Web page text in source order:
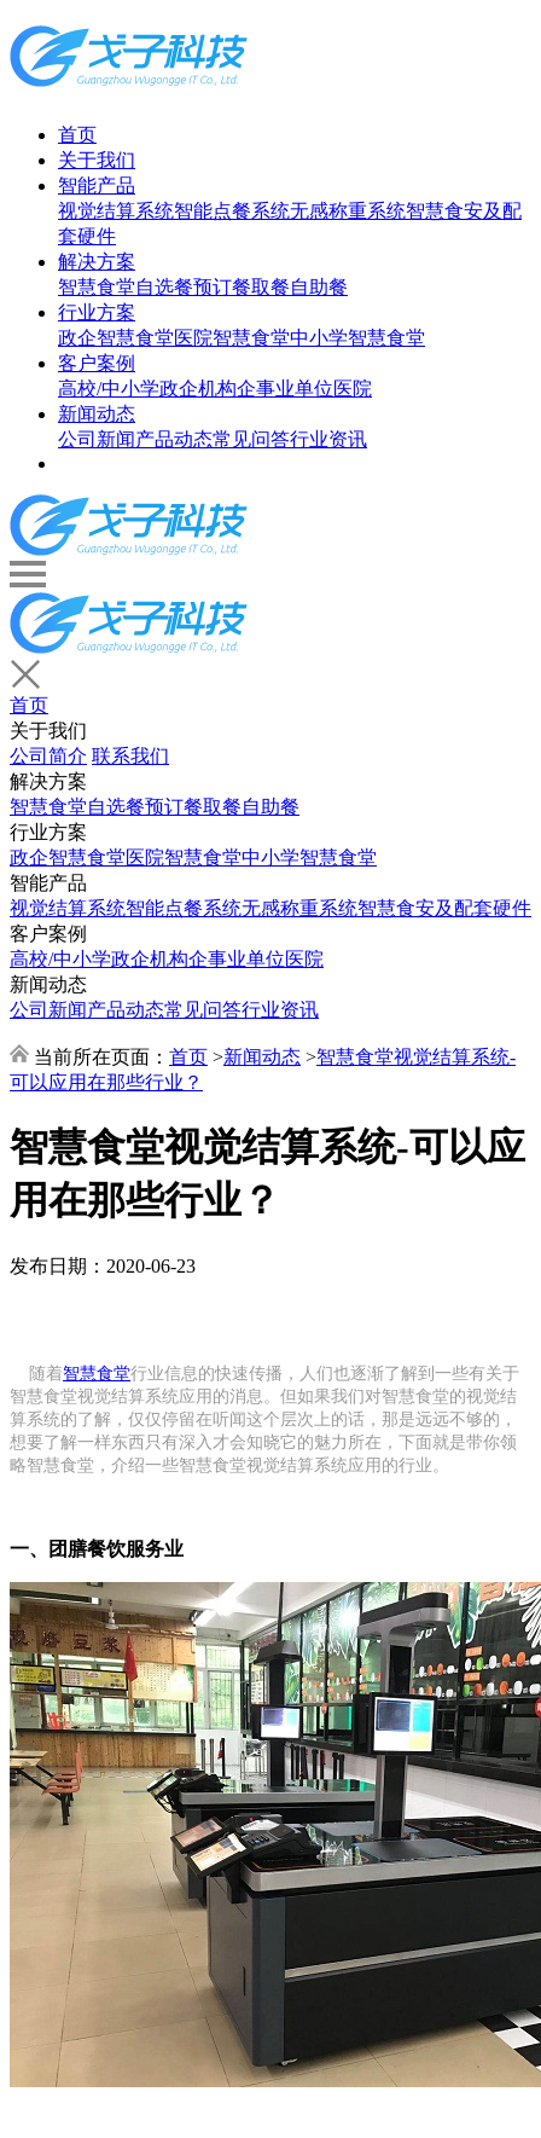
首页
关于我们
智能产品
视觉结算系统智能点餐系统无感称重系统智慧食安及配
套硬件
解决方案
智慧食堂自选餐预订餐取餐自助餐
行业方案
政企智慧食堂医院智慧食堂中小学智慧食堂
客户案例
高校/中小学政企机构企事业单位医院
新闻动态
公司新闻产品动态常见问答行业资讯
首页
关于我们
公司简介 联系我们
解决方案
智慧食堂自选餐预订餐取餐自助餐
行业方案
政企智慧食堂医院智慧食堂中小学智慧食堂
智能产品
视觉结算系统智能点餐系统无感称重系统智慧食安及配套硬件
客户案例
高校/中小学政企机构企事业单位医院
新闻动态
公司新闻产品动态常见问答行业资讯
当前所在页面： 首页 >新闻动态 >智慧食堂视觉结算系统-
可以应用在那些行业？
智慧食堂视觉结算系统-可以应
用在那些行业？
发布日期：2020-06-23
随着智慧食堂行业信息的快速传播，人们也逐渐了解到一些有关于
智慧食堂视觉结算系统应用的消息。但如果我们对智慧食堂的视觉结
算系统的了解，仅仅停留在听闻这个层次上的话，那是远远不够的，
想要了解一样东西只有深入才会知晓它的魅力所在，下面就是带你领
略智慧食堂，介绍一些智慧食堂视觉结算系统应用的行业。
一、团膳餐饮服务业